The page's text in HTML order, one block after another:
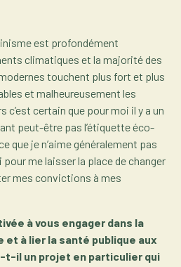
est profondément
climatiques et la majorité des
touchent plus fort et plus
et malheureusement les
certain que pour moi il y a un
peut-être pas l’étiquette éco-
que je n’aime généralement pas
me laisser la place de changer
mes convictions à mes
à vous engager dans la
à lier la santé publique aux
t-il un projet en particulier qui